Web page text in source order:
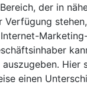
der in
Verfügung
einen